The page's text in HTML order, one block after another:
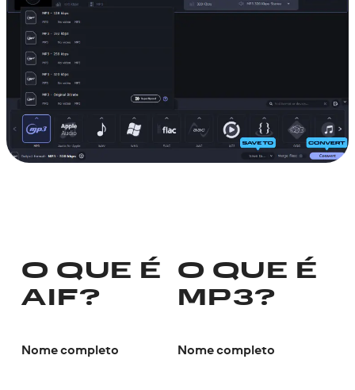
O QUE É
AIF?
Nome completo
O QUE É
MP3?
Nome completo